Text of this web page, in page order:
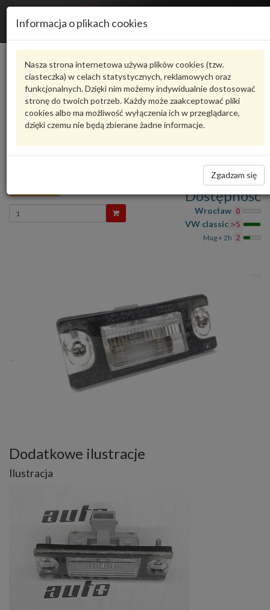
Informacja o plikach cookies
Nasza strona internetowa używa plików cookies (tzw.
ciasteczka) w celach statystycznych, reklamowych oraz
funkcjonalnych. Dzięki nim możemy indywidualnie dostosować
stronę do twoich potrzeb. Każdy może zaakceptować pliki
cookies albo ma możliwość wyłączenia ich w przeglądarce,
dzięki czemu nie będą zbierane żadne informacje.
Zgadzam się
Karta produktu
8D0943021VW CLASSIC
oceń produkt
Zadaj pytanie o produkt
REJESTRACYJNEJ Audi A4 95- Audi A4 B5 95-
Wprowadź
ilość
Dostępność
Wrocław 0
VW classic >5
Mag + 2h 2
Dodatkowe ilustracje
Ilustracja